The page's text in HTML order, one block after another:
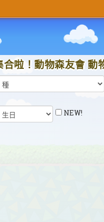
合啦！動物森友會 動
NEW!